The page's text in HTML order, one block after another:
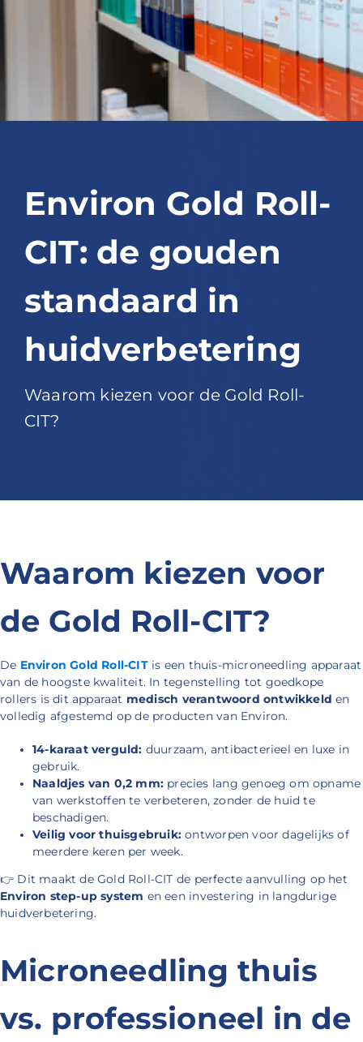
Environ Gold Roll-
CIT: de gouden
standaard in
huidverbetering
Waarom kiezen voor de Gold Roll-
CIT?
Waarom kiezen voor
de Gold Roll-CIT?
De Environ Gold Roll-CITis een thuis-microneedling apparaat
van de hoogste kwaliteit. In tegenstelling tot goedkope
rollers is dit apparaat medisch verantwoord ontwikkeld en
volledig afgestemd op de producten van Environ.
14-karaat verguld: duurzaam, antibacterieel en luxe in
gebruik.
Naaldjes van 0,2 mm: precies lang genoeg om opname
van werkstoffen te verbeteren, zonder de huid te
beschadigen.
Veilig voor thuisgebruik: ontworpen voor dagelijks of
meerdere keren per week.
👉 Dit maakt de Gold Roll-CIT de perfecte aanvulling op het
Environ step-up system en een investering in langdurige
huidverbetering.
Microneedling thuis
vs. professioneel in de